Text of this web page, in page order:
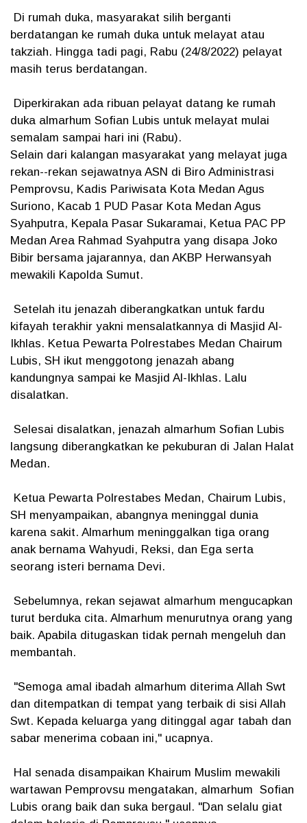
Di rumah duka, masyarakat silih berganti
berdatangan ke rumah duka untuk melayat atau
takziah. Hingga tadi pagi, Rabu (24/8/2022) pelayat
masih terus berdatangan.
Diperkirakan ada ribuan pelayat datang ke rumah
duka almarhum Sofian Lubis untuk melayat mulai
semalam sampai hari ini (Rabu).
Selain dari kalangan masyarakat yang melayat juga
rekan--rekan sejawatnya ASN di Biro Administrasi
Pemprovsu, Kadis Pariwisata Kota Medan Agus
Suriono, Kacab 1 PUD Pasar Kota Medan Agus
Syahputra, Kepala Pasar Sukaramai, Ketua PAC PP
Medan Area Rahmad Syahputra yang disapa Joko
Bibir bersama jajarannya, dan AKBP Herwansyah
mewakili Kapolda Sumut.
Setelah itu jenazah diberangkatkan untuk fardu
kifayah terakhir yakni mensalatkannya di Masjid Al-
Ikhlas. Ketua Pewarta Polrestabes Medan Chairum
Lubis, SH ikut menggotong jenazah abang
kandungnya sampai ke Masjid Al-Ikhlas. Lalu
disalatkan.
Selesai disalatkan, jenazah almarhum Sofian Lubis
langsung diberangkatkan ke pekuburan di Jalan Halat
Medan.
Ketua Pewarta Polrestabes Medan, Chairum Lubis,
SH menyampaikan, abangnya meninggal dunia
karena sakit. Almarhum meninggalkan tiga orang
anak bernama Wahyudi, Reksi, dan Ega serta
seorang isteri bernama Devi.
Sebelumnya, rekan sejawat almarhum mengucapkan
turut berduka cita. Almarhum menurutnya orang yang
baik. Apabila ditugaskan tidak pernah mengeluh dan
membantah.
"Semoga amal ibadah almarhum diterima Allah Swt
dan ditempatkan di tempat yang terbaik di sisi Allah
Swt. Kepada keluarga yang ditinggal agar tabah dan
sabar menerima cobaan ini," ucapnya.
Hal senada disampaikan Khairum Muslim mewakili
wartawan Pemprovsu mengatakan, almarhum Sofian
Lubis orang baik dan suka bergaul. "Dan selalu giat